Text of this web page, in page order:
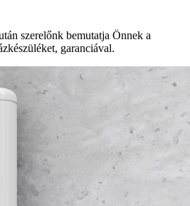
szerelőnk bemutatja Önnek a
garanciával.